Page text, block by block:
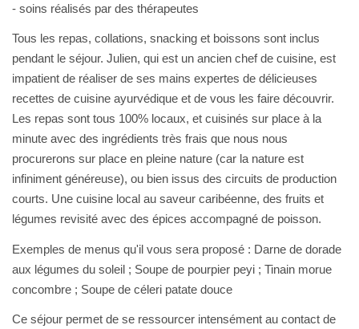
- soins réalisés par des thérapeutes
Tous les repas, collations, snacking et boissons sont inclus
pendant le séjour. Julien, qui est un ancien chef de cuisine, est
impatient de réaliser de ses mains expertes de délicieuses
recettes de cuisine ayurvédique et de vous les faire découvrir.
Les repas sont tous 100% locaux, et cuisinés sur place à la
minute avec des ingrédients très frais que nous nous
procurerons sur place en pleine nature (car la nature est
infiniment généreuse), ou bien issus des circuits de production
courts. Une cuisine local au saveur caribéenne, des fruits et
légumes revisité avec des épices accompagné de poisson.
Exemples de menus qu'il vous sera proposé : Darne de dorade
aux légumes du soleil ; Soupe de pourpier peyi ; Tinain morue
concombre ; Soupe de céleri patate douce
Ce séjour permet de se ressourcer intensément au contact de